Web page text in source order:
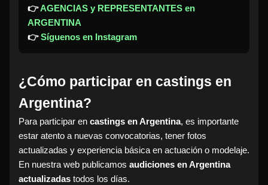
👉AGENCIAS y REPRESENTANTES en
ARGENTINA
👉Síguenos en Instagram
¿Cómo participar en castings en
Argentina?
Para participar en castings en Argentina, es importante
estar atento a nuevas convocatorias, tener fotos
actualizadas y experiencia básica en actuación o modelaje.
En nuestra web publicamos audiciones en Argentina
actualizadas todos los días.